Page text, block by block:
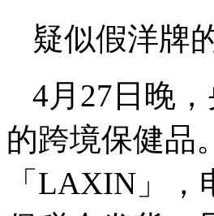
疑似假洋牌
4月27日晚
的跨境保健品
「LAXIN」